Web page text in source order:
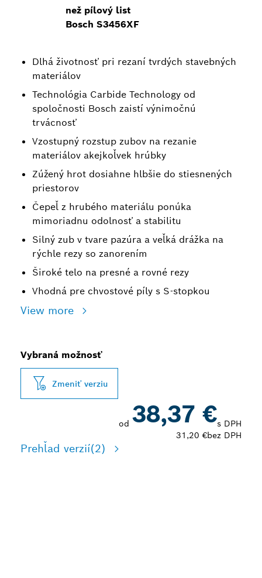
než pílový list
Bosch S3456XF
Dlhá životnosť pri rezaní tvrdých stavebných
materiálov
Technológia Carbide Technology od
spoločnosti Bosch zaistí výnimočnú
trvácnosť
Vzostupný rozstup zubov na rezanie
materiálov akejkoľvek hrúbky
Zúžený hrot dosiahne hlbšie do stiesnených
priestorov
Čepeľ z hrubého materiálu ponúka
mimoriadnu odolnosť a stabilitu
Silný zub v tvare pazúra a veľká drážka na
rýchle rezy so zanorením
Široké telo na presné a rovné rezy
Vhodná pre chvostové píly s S-stopkou
View more
Vybraná možnosť
Zmeniť verziu
od 38,37 €s DPH
31,20 €bez DPH
Prehľad verzií(2)